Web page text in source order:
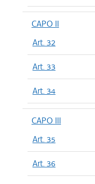
CAPO II
Art. 32
Art. 33
Art. 34
CAPO III
Art. 35
Art. 36